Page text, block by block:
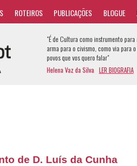
ROTEIROS PUBLICAÇÕES BLOGUE
"É de Cultura como instrumento
arma para o civismo, como via para
povos que vos quero falar"
Helena Vaz da Silva LER BIOGRAFIA
de D. Luís da Cunha